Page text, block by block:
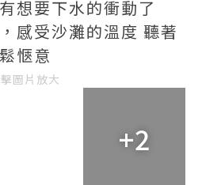
想要下水的衝動了
感受沙灘的溫度 聽著
愜意
圖片放大
+2